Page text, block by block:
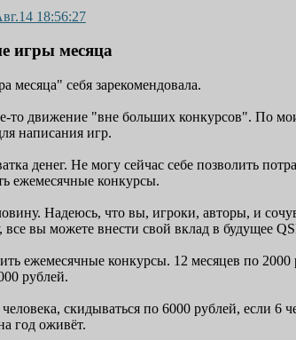
18:56:27
игры месяца
месяца" себя зарекомендовала.
движение "вне больших конкурсов". По
написания игр.
денег. Не могу сейчас себе позволить
ежемесячные конкурсы.
Надеюсь, что вы, игроки, авторы, и
вы можете внести свой вклад в будущее
ежемесячные конкурсы. 12 месяцев по
рублей.
скидываться по 6000 рублей, если 6
год оживёт.